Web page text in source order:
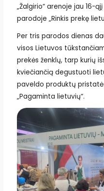
„Žalgirio“ arenoje jau 16-
parodoje „Rinkis prekę
Per tris parodos dienas
visos Lietuvos
prekės ženklų, tarp kurių
kviečiančią degustuoti
paveldo produktų
„Pagaminta lietuvių“.